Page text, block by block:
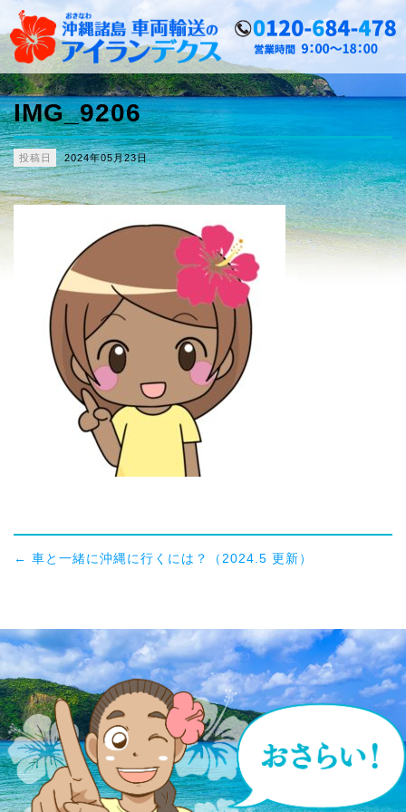
IMG_9206
投稿日 2024年05月23日
← 車と一緒に沖縄に行くには？（2024.5 更新）